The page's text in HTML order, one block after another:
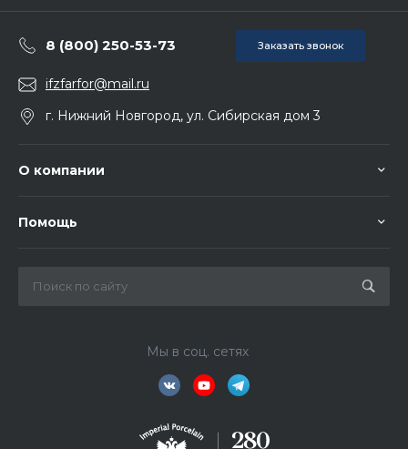
8 (800) 250-53-73 Заказать звонок
ifzfarfor@mail.ru
г. Нижний Новгород, ул. Сибирская дом 3
О компании
Помощь
Мы в соц. сетях